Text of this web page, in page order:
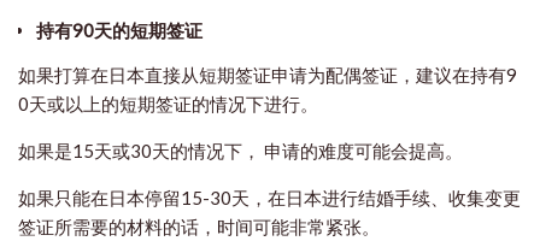
持有90天的短期签证
如果打算在日本直接从短期签证申请为配偶签证，建议在持有9
0天或以上的短期签证的情况下进行。
如果是15天或30天的情况下， 申请的难度可能会提高。
如果只能在日本停留15-30天，在日本进行结婚手续、收集变更
签证所需要的材料的话，时间可能非常紧张。